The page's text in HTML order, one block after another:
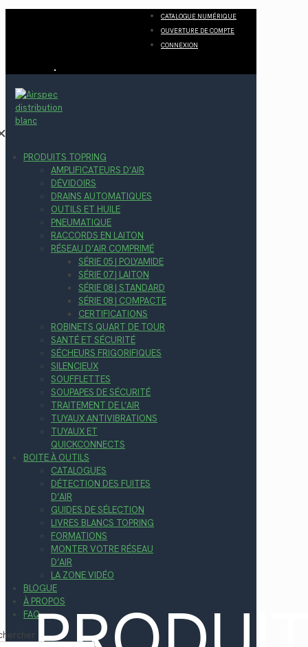
CATALOGUE NUMÉRIQUE
OUVERTURE DE COMPTE
CONNEXION
PRODUITS TOPRING
AMPLIFICATEURS D’AIR
DÉVIDOIRS
DRAINS AUTOMATIQUES
OUTILS ET HUILE
PNEUMATIQUE
RACCORDS EN LAITON
RÉSEAU D’AIR COMPRIMÉ
SÉRIE 05 | POLYAMIDE
SÉRIE 07 | LAITON
SÉRIE 08 | STANDARD
SÉRIE 08 | COMPACTE
CERTIFICATIONS
ROBINETS QUART DE TOUR
SANTÉ ET SÉCURITÉ
SÉCHEURS FRIGORIFIQUES
SILENCIEUX
SOUFFLETTES
SOUPAPES DE SÉCURITÉ
TRAITEMENT DE L’AIR
TUYAUX ANTIVIBRATIONS
TUYAUX ET
QUICKCONNECTS
BOITE À OUTILS
CATALOGUES
DÉTECTION DES FUITES
D’AIR
GUIDES DE SÉLECTION
LIVRES BLANCS TOPRING
FORMATIONS
MONTER VOTRE RÉSEAU
D’AIR
LA ZONE VIDÉO
BLOGUE
À PROPOS
FAQ